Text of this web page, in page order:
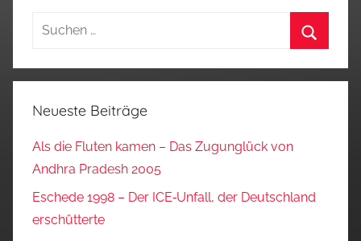
Suchen
Neueste Beiträge
Als die Fluten kamen – Das Zugunglück von
Andhra Pradesh 2005
Eschede 1998 – Der ICE‑Unfall, der Deutschland
erschütterte